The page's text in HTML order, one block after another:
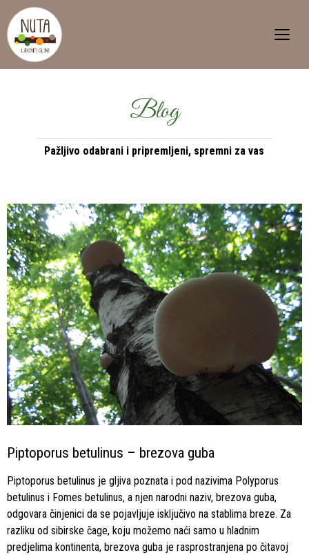
Blog
Pažljivo odabrani i pripremljeni, spremni za vas
Piptoporus betulinus – brezova guba
Piptoporus betulinus je gljiva poznata i pod nazivima Polyporus
betulinus i Fomes betulinus, a njen narodni naziv, brezova guba,
odgovara činjenici da se pojavljuje isključivo na stablima breze. Za
razliku od sibirske čage, koju možemo naći samo u hladnim
predjelima kontinenta, brezova guba je rasprostranjena po čitavoj